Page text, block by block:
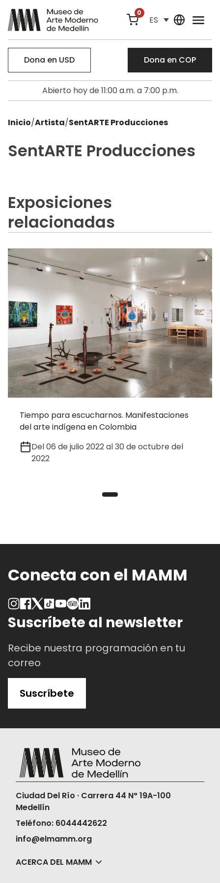
0
ES
Dona en USD Dona en COP
Abierto hoy de 11:00 a.m. a 7:00 p.m.
Inicio/Artista/SentARTE Producciones
SentARTE Producciones
Exposiciones
relacionadas
Tiempo para escucharnos. Manifestaciones
del arte indígena en Colombia
Del 06 de julio 2022 al 30 de octubre del
2022
Conecta con el MAMM
Suscríbete al newsletter
Recibe nuestra programación en tu
correo
Suscríbete
Ciudad Del Río · Carrera 44 N° 19A-100
Medellín
Teléfono: 6044442622
info@elmamm.org
ACERCA DEL MAMM